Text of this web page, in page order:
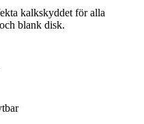
kalkskyddet för alla
blank disk.